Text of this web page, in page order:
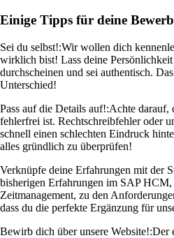
Einige Tipps für deine
Sei du selbst!:Wir wollen dich
wirklich bist! Lass deine
durchscheinen und sei authentisch.
Unterschied!
Pass auf die Details auf!:Achte darauf,
fehlerfrei ist. Rechtschreibfehler oder
schnell einen schlechten Eindruck
alles gründlich zu überprüfen!
Verknüpfe deine Erfahrungen mit der
bisherigen Erfahrungen im SAP
Zeitmanagement, zu den
dass du die perfekte Ergänzung für
Bewirb dich über unsere Website!:Der